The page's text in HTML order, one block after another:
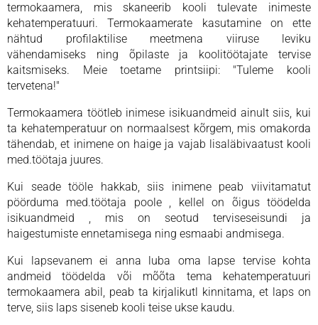
termokaamera, mis skaneerib kooli tulevate inimeste
kehatemperatuuri. Termokaamerate kasutamine on ette
nähtud profilaktilise meetmena viiruse leviku
vähendamiseks ning õpilaste ja koolitöötajate tervise
kaitsmiseks. Meie toetame printsiipi: "Tuleme kooli
tervetena!"
Termokaamera töötleb inimese isikuandmeid ainult siis, kui
ta kehatemperatuur on normaalsest kõrgem, mis omakorda
tähendab, et inimene on haige ja vajab lisaläbivaatust kooli
med.töötaja juures.
Kui seade tööle hakkab, siis inimene peab viivitamatut
pöörduma med.töötaja poole , kellel on õigus töödelda
isikuandmeid , mis on seotud terviseseisundi ja
haigestumiste ennetamisega ning esmaabi andmisega.
Kui lapsevanem ei anna luba oma lapse tervise kohta
andmeid töödelda või mõõta tema kehatemperatuuri
termokaamera abil, peab ta kirjalikutl kinnitama, et laps on
terve, siis laps siseneb kooli teise ukse kaudu.